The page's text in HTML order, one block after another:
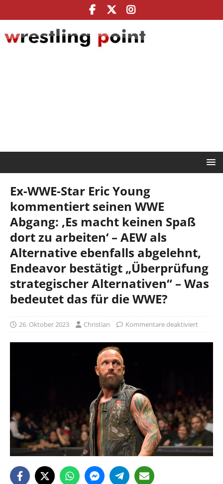
Ex-WWE-Star Eric Young
kommentiert seinen WWE
Abgang: ‚Es macht keinen Spaß
dort zu arbeiten‘ – AEW als
Alternative ebenfalls abgelehnt,
Endeavor bestätigt „Überprüfung
strategischer Alternativen“ – Was
bedeutet das für die WWE?
26. Oktober 2023 Christian Kommentare deaktiviert